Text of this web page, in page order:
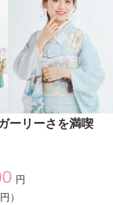
ーリーさを満喫
円
円）